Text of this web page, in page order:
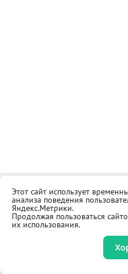
Контакты
Как купить
Реквизиты
Этот сайт использует
анализа поведения
Яндекс.Метрики.
Продолжая пользоваться
их использования.